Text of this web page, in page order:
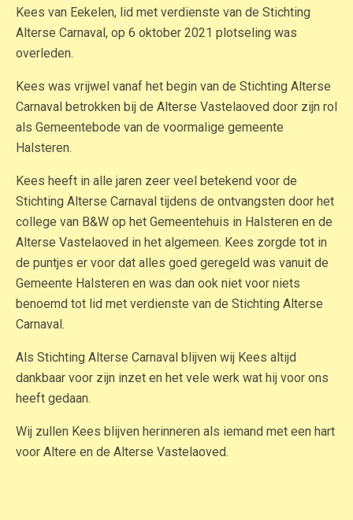
Kees van Eekelen, lid met verdienste van de Stichting
Alterse Carnaval, op 6 oktober 2021 plotseling was
overleden.
Kees was vrijwel vanaf het begin van de Stichting Alterse
Carnaval betrokken bij de Alterse Vastelaoved door zijn rol
als Gemeentebode van de voormalige gemeente
Halsteren.
Kees heeft in alle jaren zeer veel betekend voor de
Stichting Alterse Carnaval tijdens de ontvangsten door het
college van B&W op het Gemeentehuis in Halsteren en de
Alterse Vastelaoved in het algemeen. Kees zorgde tot in
de puntjes er voor dat alles goed geregeld was vanuit de
Gemeente Halsteren en was dan ook niet voor niets
benoemd tot lid met verdienste van de Stichting Alterse
Carnaval.
Als Stichting Alterse Carnaval blijven wij Kees altijd
dankbaar voor zijn inzet en het vele werk wat hij voor ons
heeft gedaan.
Wij zullen Kees blijven herinneren als iemand met een hart
voor Altere en de Alterse Vastelaoved.